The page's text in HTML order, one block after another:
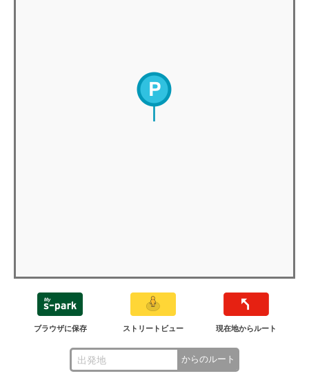
ブラウザに保存 ストリートビュー 現在地からルート
からのルート